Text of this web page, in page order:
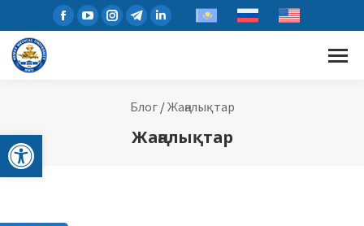
Open toolbar
Блог/Жаңалықтар
Жаңалықтар